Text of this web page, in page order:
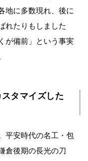
地に多数現れ、後に
れたりもしました
が備前」という事実
タマイズした
平安時代の名工・包
倉後期の長光の刀